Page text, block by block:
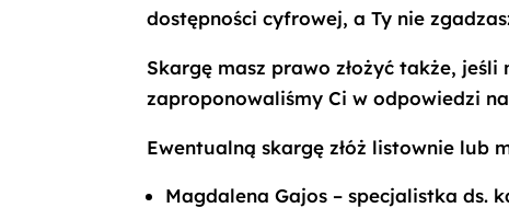
dostępności cyfrowej, a Ty nie
Skargę masz prawo złożyć także,
zaproponowaliśmy Ci w odpowiedzi
Ewentualną skargę złóż listownie lub
Magdalena Gajos – specjalistka ds.